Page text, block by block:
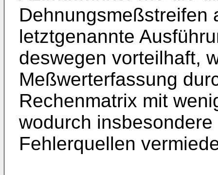
Dehnungsmeßstreifen
letztgenannte
deswegen vorteilhaft,
Meßwerterfassung
Rechenmatrix mit
wodurch
Fehlerquellen